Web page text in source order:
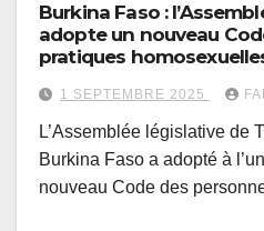
Burkina Faso :
adopte un nouveau
pratiques
1 SEPTEMBRE 2025
L’Assemblée législative de
Burkina Faso a adopté à
nouveau Code des